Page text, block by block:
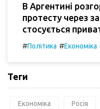
В Аргентині
протесту через
стосується
#Політика #Економіка
Теги
Економіка Росія